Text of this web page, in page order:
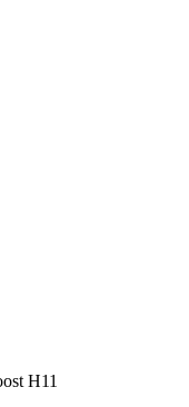
H11